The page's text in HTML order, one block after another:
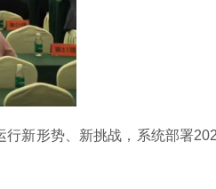
新形势、新挑战，系统部署